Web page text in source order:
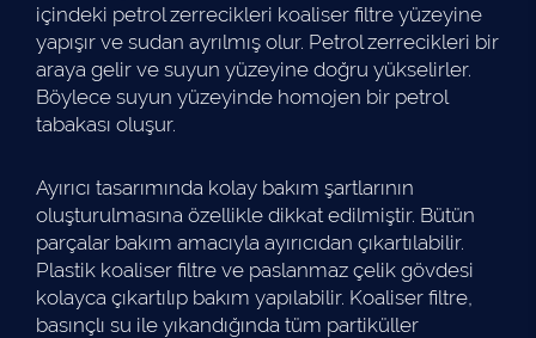
içindeki petrol zerrecikleri koaliser filtre yüzeyine
yapışır ve sudan ayrılmış olur. Petrol zerrecikleri bir
araya gelir ve suyun yüzeyine doğru yükselirler.
Böylece suyun yüzeyinde homojen bir petrol
tabakası oluşur.
Ayırıcı tasarımında kolay bakım şartlarının
oluşturulmasına özellikle dikkat edilmiştir. Bütün
parçalar bakım amacıyla ayırıcıdan çıkartılabilir.
Plastik koaliser filtre ve paslanmaz çelik gövdesi
kolayca çıkartılıp bakım yapılabilir. Koaliser filtre,
basınçlı su ile yıkandığında tüm partiküller